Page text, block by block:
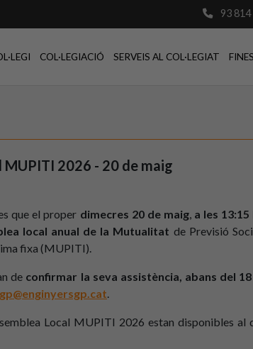
93
COL·LEGIACIÓ SERVEIS AL COL·LEGIAT
2026 - 20 de maig
que el proper dimecres 20 de maig, a les
local anual de la Mutualitat de Previsió
fixa (MUPITI).
de confirmar la seva assistència, abans del
Local MUPITI 2026 estan disponibles al